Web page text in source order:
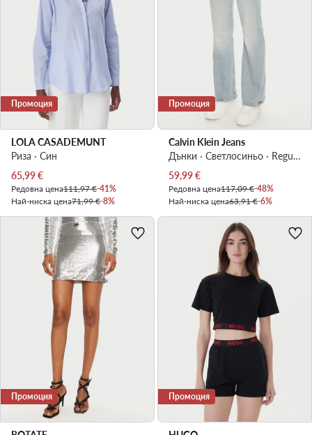
Промоция
LOLA CASADEMUNT
Риза · Син
Актуална цена
65,99€
Редовна цена111,97 €-41%
Най-ниска цена71,99 €-8%
Промоция
Calvin Klein Jeans
Дънки · Светлосиньо · Regular Fit
Актуална цена
59,99€
Редовна цена117,09 €-48%
Най-ниска цена63,91 €-6%
Промоция Промоция